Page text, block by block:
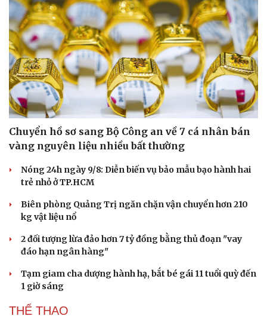
Chuyển hồ sơ sang Bộ Công an về 7 cá nhân bán
vàng nguyên liệu nhiều bất thường
Nóng 24h ngày 9/8: Diễn biến vụ bảo mẫu bạo hành hai
trẻ nhỏ ở TP.HCM
Biên phòng Quảng Trị ngăn chặn vận chuyển hơn 210
kg vật liệu nổ
2 đối tượng lừa đảo hơn 7 tỷ đồng bằng thủ đoạn "vay
đáo hạn ngân hàng"
Tạm giam cha dượng hành hạ, bắt bé gái 11 tuổi quỳ đến
1 giờ sáng
THỂ THAO